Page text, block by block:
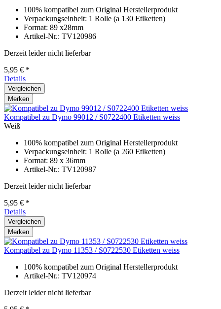
100% kompatibel zum Original Herstellerprodukt
Verpackungseinheit: 1 Rolle (a 130 Etiketten)
Format: 89 x28mm
Artikel-Nr.: TV120986
Derzeit leider nicht lieferbar
5,95 € *
Details
Vergleichen
Merken
Kompatibel zu Dymo 99012 / S0722400 Etiketten weiss
Weiß
100% kompatibel zum Original Herstellerprodukt
Verpackungseinheit: 1 Rolle (a 260 Etiketten)
Format: 89 x 36mm
Artikel-Nr.: TV120987
Derzeit leider nicht lieferbar
5,95 € *
Details
Vergleichen
Merken
Kompatibel zu Dymo 11353 / S0722530 Etiketten weiss
100% kompatibel zum Original Herstellerprodukt
Artikel-Nr.: TV120974
Derzeit leider nicht lieferbar